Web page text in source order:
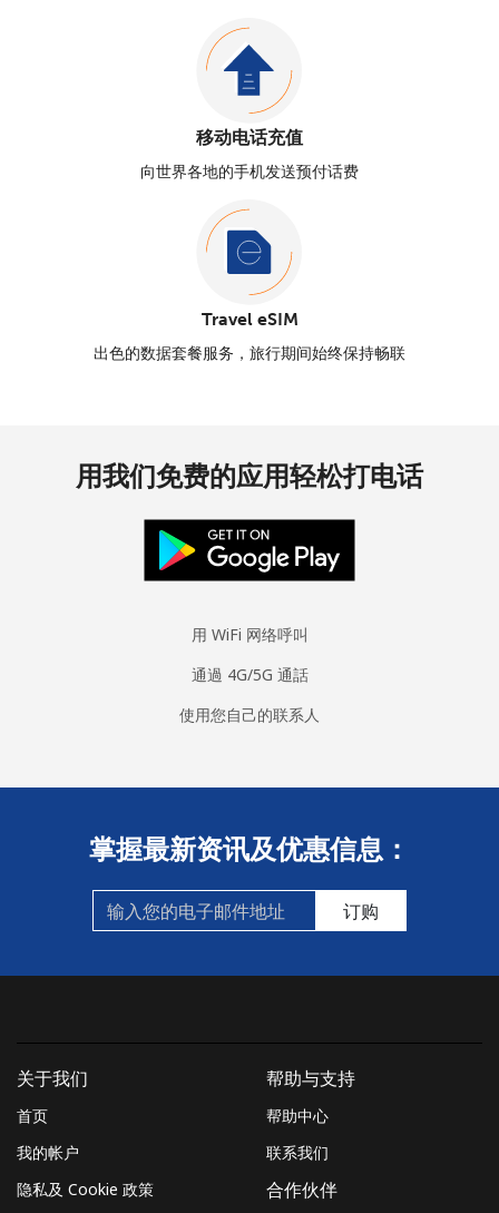
移动电话充值
向世界各地的手机发送预付话费
Travel eSIM
出色的数据套餐服务，旅行期间始终保持畅联
用我们免费的应用轻松打电话
用 WiFi 网络呼叫
通過 4G/5G 通話
使用您自己的联系人
掌握最新资讯及优惠信息：
订购
关于我们
首页
我的帐户
隐私及 Cookie 政策
帮助与支持
帮助中心
联系我们
合作伙伴